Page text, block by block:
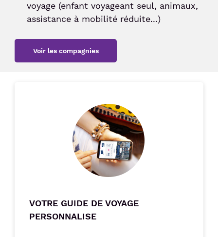
voyage (enfant voyageant seul, animaux,
assistance à mobilité réduite...)
Voir les compagnies
VOTRE GUIDE DE VOYAGE
PERSONNALISE